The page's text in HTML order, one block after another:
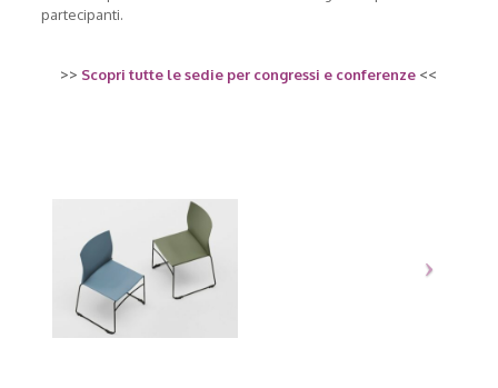
partecipanti.
>> Scopri tutte le sedie per congressi e conferenze <<